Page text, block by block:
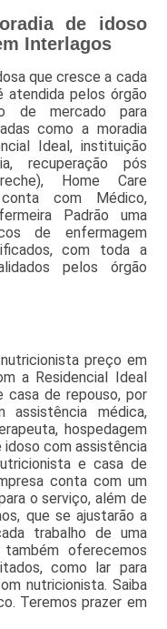
de idoso
Interlagos
que cresce a cada
atendida pelos órgão
de mercado para
como a moradia
Ideal, instituição
recuperação pós
Home Care
com Médico,
Padrão uma
de enfermagem
com toda a
pelos órgão
preço em
a Residencial Ideal
casa de repouso, por
assistência médica,
hospedagem
idoso com assistência
e casa de
conta com um
o serviço, além de
que se ajustarão a
trabalho de uma
oferecemos
como lar para
nutricionista. Saiba
Teremos prazer em